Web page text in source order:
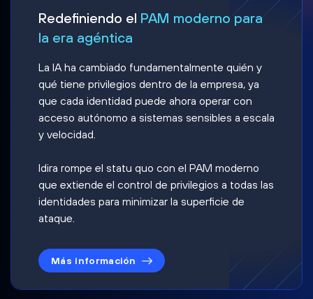
Redefiniendo el PAM moderno para
la era agéntica
La IA ha cambiado fundamentalmente quién y
qué tiene privilegios dentro de la empresa, ya
que cada identidad puede ahora operar con
acceso autónomo a sistemas sensibles a escala
y velocidad.
Idira rompe el statu quo con el PAM moderno
que extiende el control de privilegios a todas las
identidades para minimizar la superficie de
ataque.
Más información